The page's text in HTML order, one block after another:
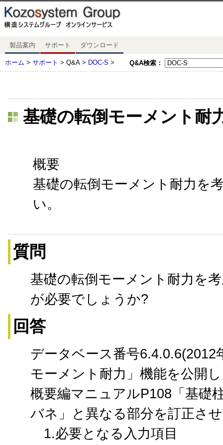
製品案内 サポート ダウンロード
Q&A検索：
ホーム > サポート > Q&A > DOC-S >
基礎の転倒モーメント
概要
基礎の転倒モーメント耐力を
い。
質問
基礎の転倒モーメント耐力を
が必要でしょうか?
回答
データベース番号6.4.0.6(2012
モーメント耐力」機能を公開
概要編マニュアルP108「基礎
バネ」と異なる部分を訂正さ
1.必要となる入力項目